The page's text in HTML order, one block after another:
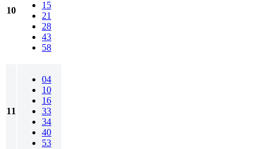
10
15
21
28
43
58
11
04
10
16
33
34
40
53